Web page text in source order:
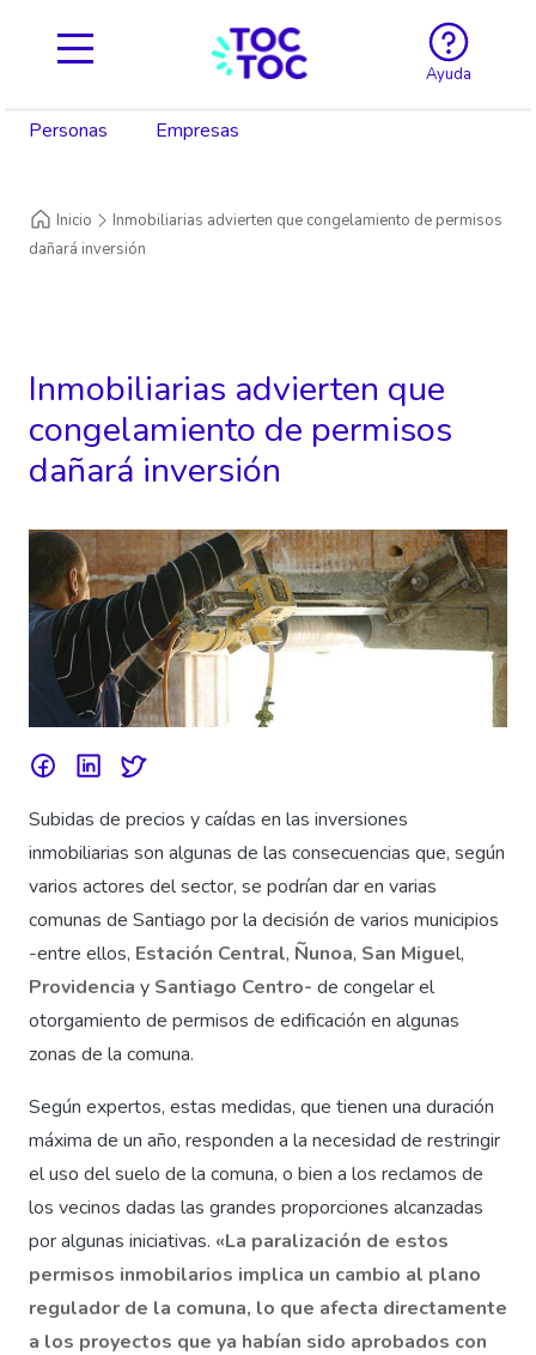
Ayuda
Personas Empresas
Inicio
Inmobiliarias advierten que congelamiento de permisos
dañará inversión
Inmobiliarias advierten que
congelamiento de permisos
dañará inversión
Subidas de precios y caídas en las inversiones
inmobiliarias son algunas de las consecuencias que, según
varios actores del sector, se podrían dar en varias
comunas de Santiago por la decisión de varios municipios
-entre ellos, Estación Central, Ñunoa, San Miguel,
Providencia y Santiago Centro- de congelar el
otorgamiento de permisos de edificación en algunas
zonas de la comuna.
Según expertos, estas medidas, que tienen una duración
máxima de un año, responden a la necesidad de restringir
el uso del suelo de la comuna, o bien a los reclamos de
los vecinos dadas las grandes proporciones alcanzadas
por algunas iniciativas. «La paralización de estos
permisos inmobilarios implica un cambio al plano
regulador de la comuna, lo que afecta directamente
a los proyectos que ya habían sido aprobados con